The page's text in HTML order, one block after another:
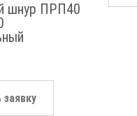
шнур ПРП40